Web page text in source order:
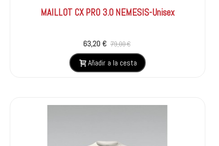
MAILLOT CX PRO 3.0 NEMESIS-Unisex
63,20 € 79,00 €
Añadir a la cesta